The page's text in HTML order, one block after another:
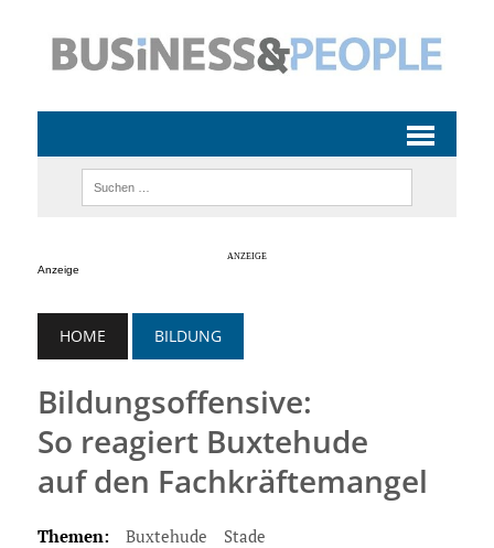
Anzeige
HOME BILDUNG
Bildungsoffensive:
So reagiert Buxtehude
auf den Fachkräftemangel
Themen: Buxtehude Stade